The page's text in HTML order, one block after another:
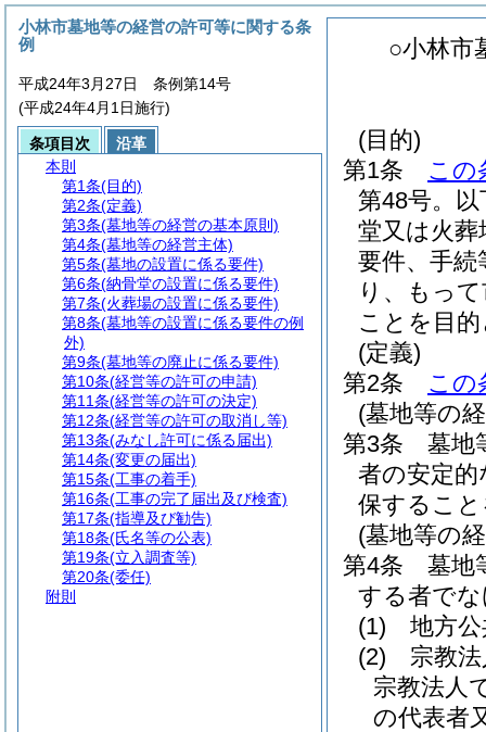
○小林市
(目的)
第1条
この
第48号。
堂又は火葬
要件、手
り、もっ
ことを目
(定義)
第2条
この
(墓地等の
第3条
墓地
者の安定
保するこ
(墓地等の
第4条
墓地
する者で
(1)
地方
(2)
宗教
宗教法人
の代表者
小林市墓地等の経営の許可等に関する条
例
平成24年3月27日 条例第14号
(平成24年4月1日施行)
条項目次
沿革
本則
第1条(目的)
第2条(定義)
第3条(墓地等の経営の基本原則)
第4条(墓地等の経営主体)
第5条(墓地の設置に係る要件)
第6条(納骨堂の設置に係る要件)
第7条(火葬場の設置に係る要件)
第8条(墓地等の設置に係る要件の例
外)
第9条(墓地等の廃止に係る要件)
第10条(経営等の許可の申請)
第11条(経営等の許可の決定)
第12条(経営等の許可の取消し等)
第13条(みなし許可に係る届出)
第14条(変更の届出)
第15条(工事の着手)
第16条(工事の完了届出及び検査)
第17条(指導及び勧告)
第18条(氏名等の公表)
第19条(立入調査等)
第20条(委任)
附則